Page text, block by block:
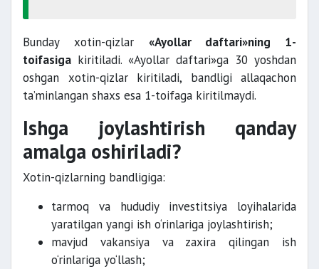
Bunday xotin-qizlar «Ayollar daftari»ning 1-
toifasiga kiritiladi. «Ayollar daftari»ga 30 yoshdan
oshgan xotin-qizlar kiritiladi, bandligi allaqachon
ta’minlangan shaxs esa 1-toifaga kiritilmaydi.
Ishga joylashtirish qanday
amalga oshiriladi?
Xotin-qizlarning bandligiga:
tarmoq va hududiy investitsiya loyihalarida
yaratilgan yangi ish o‘rinlariga joylashtirish;
mavjud vakansiya va zaxira qilingan ish
o‘rinlariga yo‘llash;